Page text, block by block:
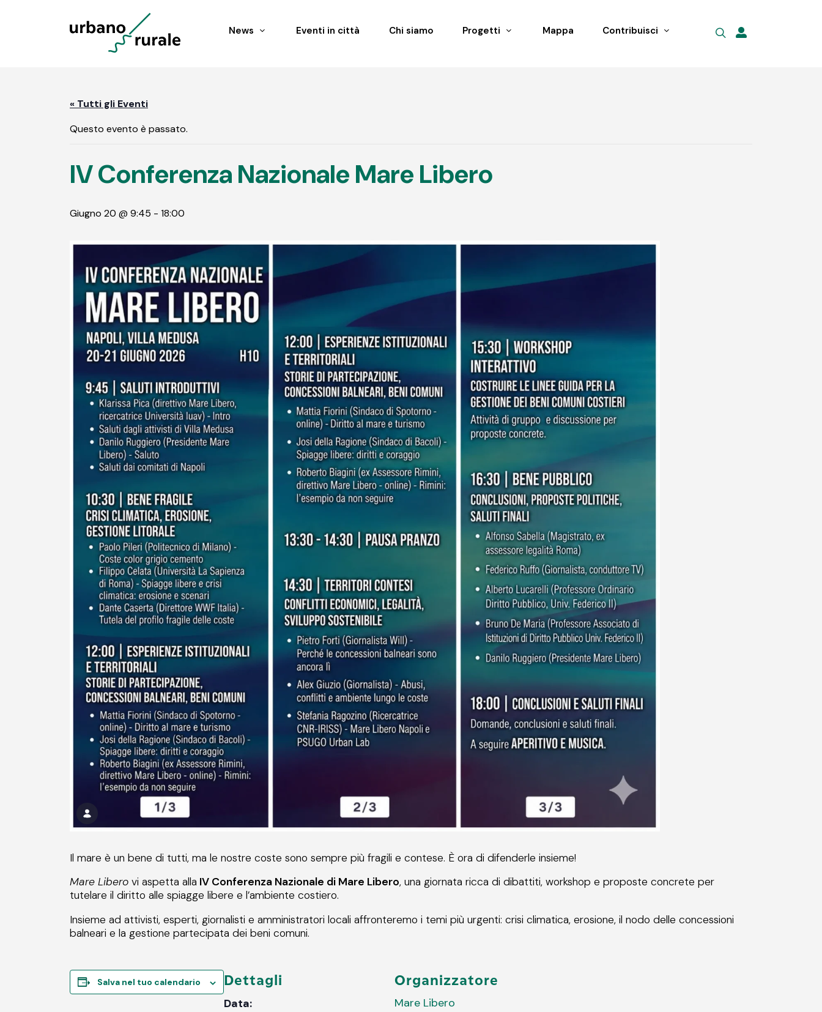
News Eventi in città Chi siamo Progetti Mappa Contribuisci
« Tutti gli Eventi
Questo evento è passato.
IV Conferenza Nazionale Mare Libero
Giugno 20 @ 9:45 - 18:00
Il mare è un bene di tutti, ma le nostre coste sono sempre più fragili e contese. È ora di difenderle insieme!
Mare Libero vi aspetta alla IV Conferenza Nazionale di Mare Libero, una giornata ricca di dibattiti, workshop e proposte concrete per
tutelare il diritto alle spiagge libere e l’ambiente costiero.
Insieme ad attivisti, esperti, giornalisti e amministratori locali affronteremo i temi più urgenti: crisi climatica, erosione, il nodo delle concessioni
balneari e la gestione partecipata dei beni comuni.
Salva nel tuo calendario Dettagli
Data:
Organizzatore
Mare Libero